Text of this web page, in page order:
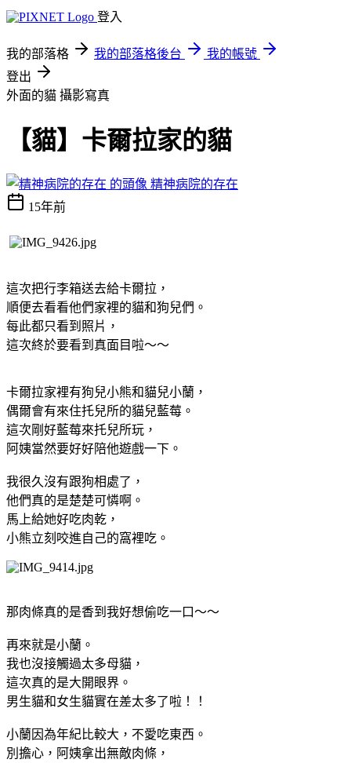
登入
我的部落格 我的部落格後台
我的帳號
登出
外面的貓 攝影寫真
【貓】卡爾拉家的貓
精神病院的存在
15年前
這次把行李箱送去給卡爾拉，
順便去看看他們家裡的貓和狗兒們。
每此都只看到照片，
這次終於要看到真面目啦～～
卡爾拉家裡有狗兒小熊和貓兒小蘭，
偶爾會有來住托兒所的貓兒藍莓。
這次剛好藍莓來托兒所玩，
阿姨當然要好好陪他遊戲一下。
我很久沒有跟狗相處了，
他們真的是楚楚可憐啊。
馬上給她好吃肉乾，
小熊立刻咬進自己的窩裡吃。
那肉條真的是香到我好想偷吃一口～～
再來就是小蘭。
我也沒接觸過太多母貓，
這次真的是大開眼界。
男生貓和女生貓實在差太多了啦！！
小蘭因為年紀比較大，不愛吃東西。
別擔心，阿姨拿出無敵肉條，